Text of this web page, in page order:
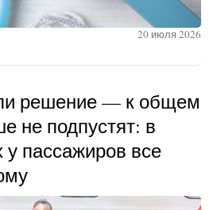
20 июля 2026
решение — к общем
не подпустят: в
у пассажиров все